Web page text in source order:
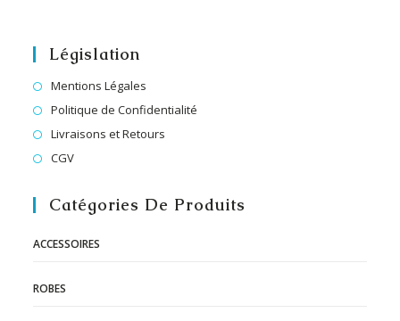
Législation
Mentions Légales
Politique de Confidentialité
Livraisons et Retours
CGV
Catégories De Produits
ACCESSOIRES
ROBES